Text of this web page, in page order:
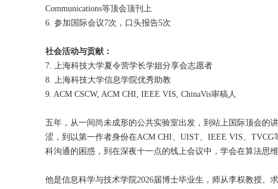
Communications等顶会顶刊上
6. 参加国际会议7次，口头报告5次
社会活动与贡献：
7. 上海科技大学夏令营学长学姐分享会志愿者
8. 上海科技大学信息学院优秀助教
9. ACM CSCW, ACM CHI, IEEE VIS, ChinaVis审稿人
五年，从一间尚未成形的公共实验室出发，到站上国际顶会的
涩，到以第一作者身份在ACM CHI、 UIST、IEEE VIS、TVCG
科沟通的困惑，到在深夜十一点的线上会议中，学会在算法思
他是信息科学与技术学院2026届博士毕业生，师从李权教授。